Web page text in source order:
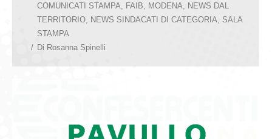
COMUNICATI STAMPA
FAIB MODENA
NEWS DAL
TERRITORIO NEWS SINDACATI DI CATEGORIA
SALA
STAMPA
Di Rosanna Spinelli